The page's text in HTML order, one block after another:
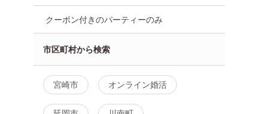
クーポン付きのパーティーのみ
市区町村から検索
宮崎市 オンライン婚活